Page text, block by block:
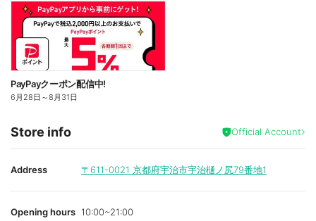
PayPayクーポン配信中!
6月28日 ～8月31日
Store info Official Account
Address 〒611-0021 京都府宇治市宇治樋ノ尻79番地1
Opening hours 10:00~21:00